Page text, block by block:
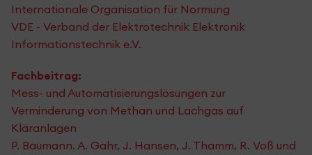
Internationale Organisation für Normung
VDE - Verband der Elektrotechnik Elektronik
Informationstechnik e.V.
Fachbeitrag:
Mess- und Automatisierungslösungen zur
Verminderung von Methan und Lachgas auf
Kläranlagen
P. Baumann. A. Gahr, J. Hansen, J. Thamm, R. Voß und